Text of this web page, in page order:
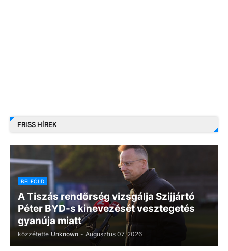
FRISS HÍREK
BELFÖLD
A Tiszás rendőrség vizsgálja Szijjártó
Péter BYD-s kinevezését vesztegetés
gyanúja miatt
közzétette Unknown - Augusztus 07, 2026